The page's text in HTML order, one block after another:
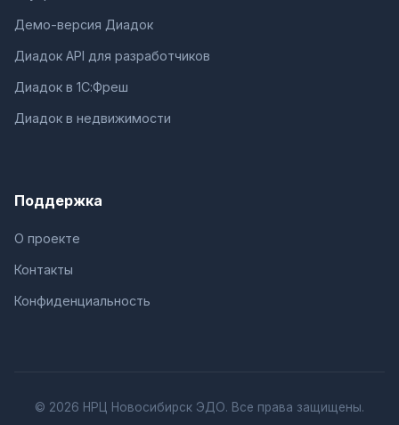
Демо-версия Диадок
Диадок API для разработчиков
Диадок в 1С:Фреш
Диадок в недвижимости
Поддержка
О проекте
Контакты
Конфиденциальность
© 2026 НРЦ Новосибирск ЭДО. Все права защищены.